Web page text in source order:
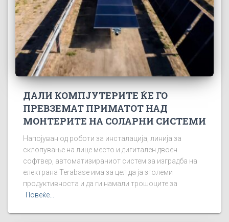
ДАЛИ КОМПЈУТЕРИТЕ ЌЕ ГО
ПРЕВЗЕМАТ ПРИМАТОТ НАД
МОНТЕРИТЕ НА СОЛАРНИ СИСТЕМИ
Напојуван од роботи за инсталација, линија за
склопување на лице место и дигитален двоен
софтвер, автоматизираниот систем за изградба на
електрана Terabase има за цел да ја зголеми
продуктивноста и да ги намали трошоците за
Повеќе...